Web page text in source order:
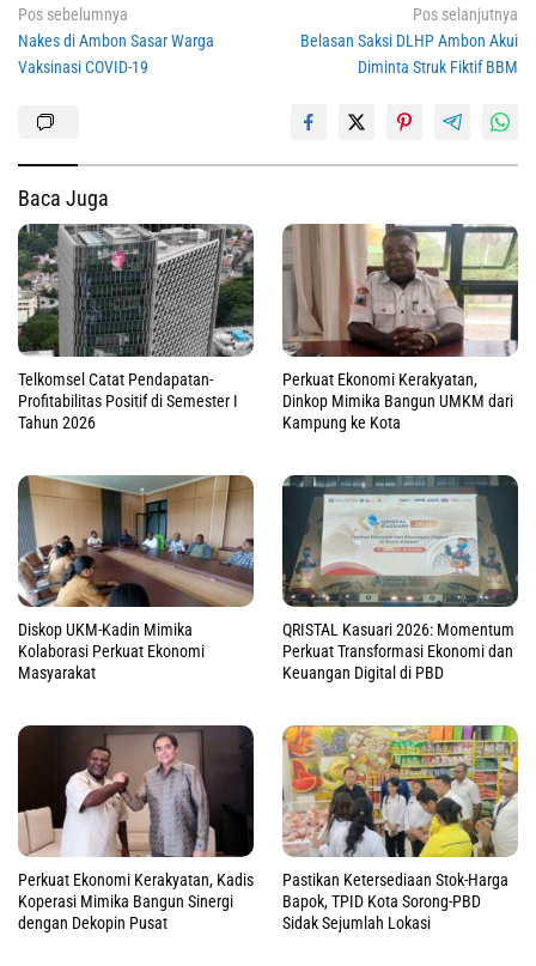
Navigasi
pos
Pos sebelumnya
Nakes di Ambon Sasar Warga
Vaksinasi COVID-19
Pos selanjutnya
Belasan Saksi DLHP Ambon Akui
Diminta Struk Fiktif BBM
Baca Juga
Telkomsel Catat Pendapatan-
Profitabilitas Positif di Semester I
Tahun 2026
Perkuat Ekonomi Kerakyatan,
Dinkop Mimika Bangun UMKM dari
Kampung ke Kota
Diskop UKM-Kadin Mimika
Kolaborasi Perkuat Ekonomi
Masyarakat
QRISTAL Kasuari 2026: Momentum
Perkuat Transformasi Ekonomi dan
Keuangan Digital di PBD
Perkuat Ekonomi Kerakyatan, Kadis
Koperasi Mimika Bangun Sinergi
dengan Dekopin Pusat
Pastikan Ketersediaan Stok-Harga
Bapok, TPID Kota Sorong-PBD
Sidak Sejumlah Lokasi